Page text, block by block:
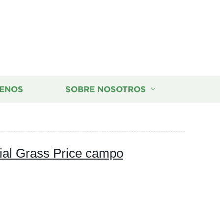
SOBRE NOSOTROS
Grass Price campo